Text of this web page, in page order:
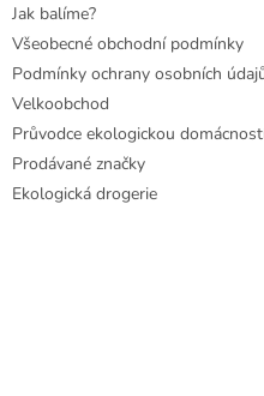
Jak balíme?
Všeobecné obchodní podmínky
Podmínky ochrany osobních
Velkoobchod
Průvodce ekologickou
Prodávané značky
Ekologická drogerie